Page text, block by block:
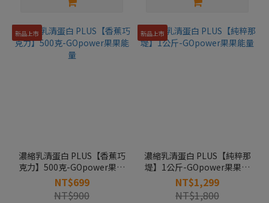
新品上市
濃縮乳清蛋白 PLUS【香蕉巧
克力】500克-GOpower果果
能量
NT$699
NT$900
新品上市
濃縮乳清蛋白 PLUS【純粹那
堤】1公斤-GOpower果果能
量
NT$1,299
NT$1,800